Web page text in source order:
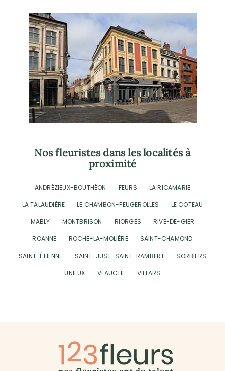
Nos fleuristes dans les localités à
proximité
ANDRÉZIEUX-BOUTHÉON FEURS
LA RICAMARIE
LA TALAUDIÈRE
LE CHAMBON-FEUGEROLLES
LE COTEAU
MABLY
MONTBRISON RIORGES
RIVE-DE-GIER
ROANNE
ROCHE-LA-MOLIÈRE
SAINT-CHAMOND
SAINT-ÉTIENNE
SAINT-JUST-SAINT-RAMBERT
SORBIERS
UNIEUX
VEAUCHE VILLARS